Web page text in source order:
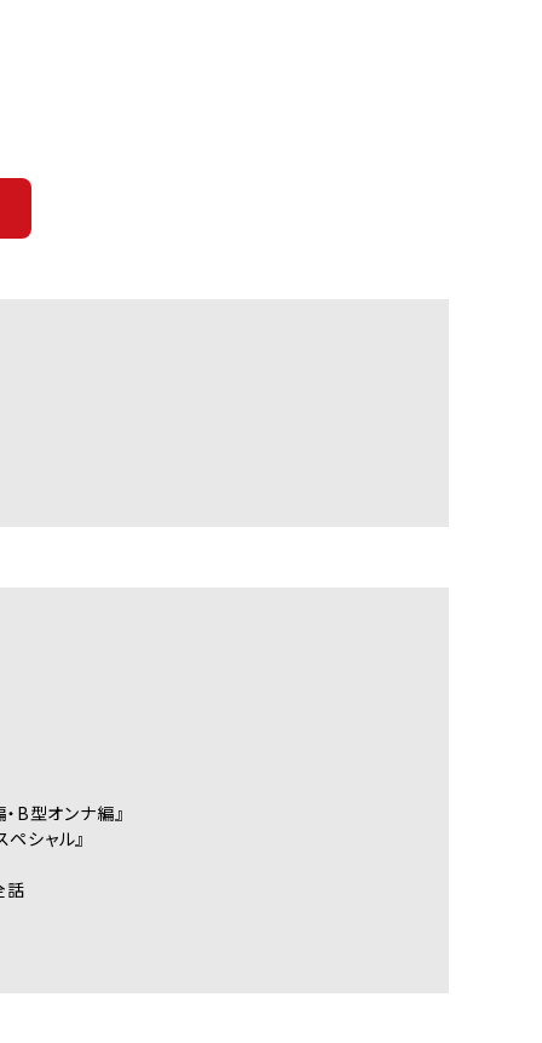
B型オンナ編』
シャル』
話